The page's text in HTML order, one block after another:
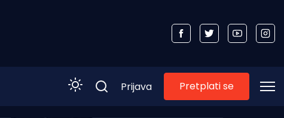
Prijava Pretplati se